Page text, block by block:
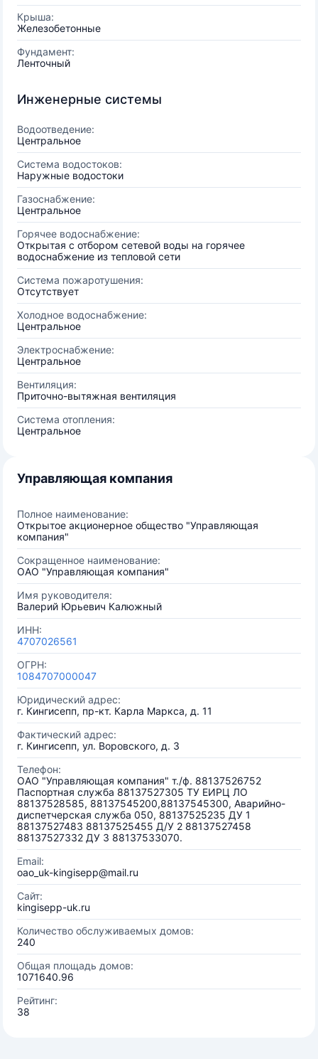
Крыша:
Железобетонные
Фундамент:
Ленточный
Инженерные системы
Водоотведение:
Центральное
Система водостоков:
Наружные водостоки
Газоснабжение:
Центральное
Горячее водоснабжение:
Открытая с отбором сетевой воды на горячее
водоснабжение из тепловой сети
Система пожаротушения:
Отсутствует
Холодное водоснабжение:
Центральное
Электроснабжение:
Центральное
Вентиляция:
Приточно-вытяжная вентиляция
Система отопления:
Центральное
Управляющая компания
Полное наименование:
Открытое акционерное общество "Управляющая
компания"
Сокращенное наименование:
ОАО "Управляющая компания"
Имя руководителя:
Валерий Юрьевич Калюжный
ИНН:
4707026561
ОГРН:
1084707000047
Юридический адрес:
г. Кингисепп, пр-кт. Карла Маркса, д. 11
Фактический адрес:
г. Кингисепп, ул. Воровского, д. 3
Телефон:
ОАО "Управляющая компания" т./ф. 88137526752
Паспортная служба 88137527305 ТУ ЕИРЦ ЛО
88137528585, 88137545200,88137545300, Аварийно-
диспетчерская служба 050, 88137525235 ДУ 1
88137527483 88137525455 Д/У 2 88137527458
88137527332 ДУ 3 88137533070.
Email:
oao_uk-kingisepp@mail.ru
Сайт:
kingisepp-uk.ru
Количество обслуживаемых домов:
240
Общая площадь домов:
1071640.96
Рейтинг:
38